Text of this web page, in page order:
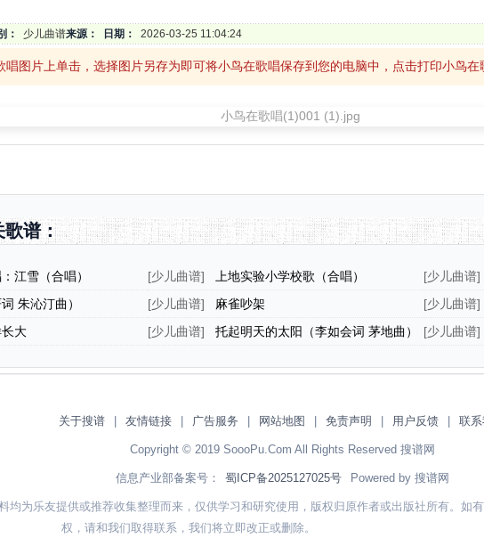
： 少儿曲谱来源： 日期： 2026-03-25 11:04:24
唱图片上单击，选择图片另存为即可将小鸟在歌唱保存到您的电脑中，点击打印小鸟在
谱：
江雪（合唱） [少儿曲谱] 上地实验小学校歌（合唱） [少儿曲谱]
朱沁汀曲） [少儿曲谱] 麻雀吵架 [少儿曲谱]
大 [少儿曲谱] 托起明天的太阳（李如会词 茅地曲） [少儿曲谱]
关于搜谱 友情链接 广告服务 网站地图 免责声明 用户反馈 联
Copyright © 2019 SoooPu.Com All Rights Reserved 搜谱网
信息产业部备案号： 蜀ICP备2025127025号 Powered by 搜谱网
均为乐友提供或推荐收集整理而来，仅供学习和研究使用，版权归原作者或出版社所有。如
权，请和我们取得联系，我们将立即改正或删除。